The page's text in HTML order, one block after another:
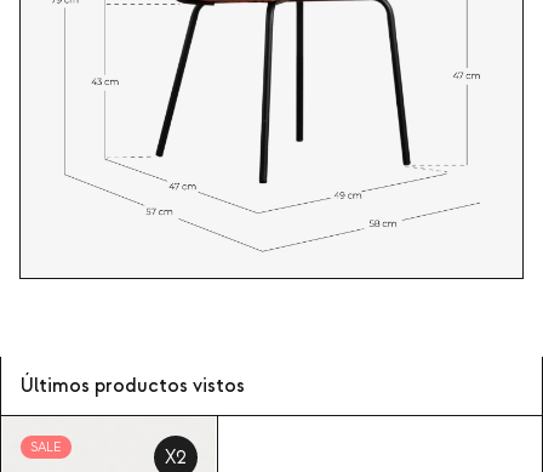
Últimos productos vistos
SALE X2